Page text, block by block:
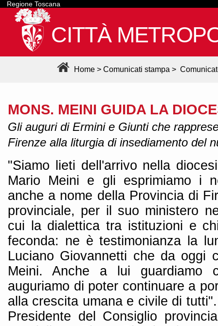
Regione Toscana
CITTÀ
Home > Comunicati stampa >
MONS. MEINI GUIDA LA
Gli auguri di Ermini e Giunti che
Firenze alla liturgia di insediamento del
"Siamo lieti dell'arrivo nella
Mario Meini e gli esprimiamo i
anche a nome della Provincia di
provinciale, per il suo ministero
cui la dialettica tra istituzioni e
feconda: ne è testimonianza la
Luciano Giovannetti che da oggi
Meini. Anche a lui guardiamo
auguriamo di poter continuare a
alla crescita umana e civile di
Presidente del Consiglio